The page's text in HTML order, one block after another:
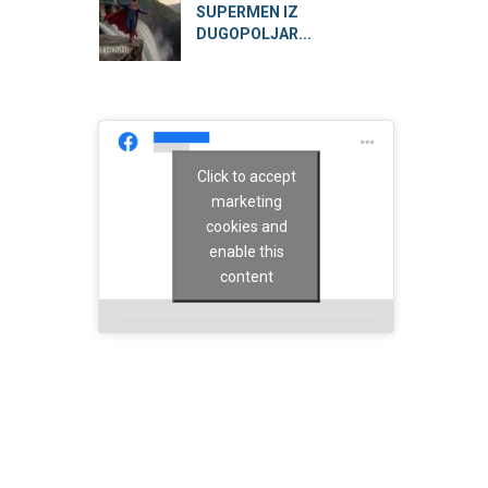
SUPERMEN IZ
DUGOPOLJAR...
Click to accept
marketing
cookies and
enable this
content